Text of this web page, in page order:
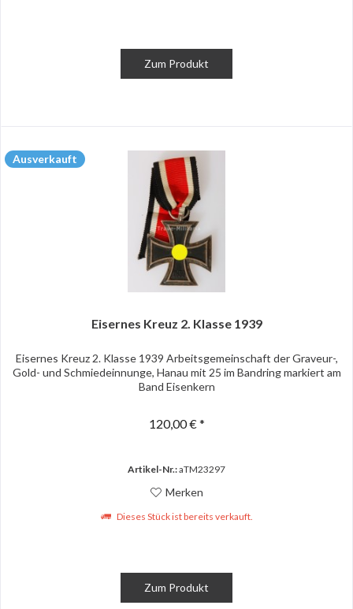
Zum Produkt
Ausverkauft
Eisernes Kreuz 2. Klasse 1939
Eisernes Kreuz 2. Klasse 1939 Arbeitsgemeinschaft der Graveur-,
Gold- und Schmiedeinnunge, Hanau mit 25 im Bandring markiert am
Band Eisenkern
120,00 € *
Artikel-Nr.:aTM23297
Merken
Dieses Stück ist bereits verkauft.
Zum Produkt